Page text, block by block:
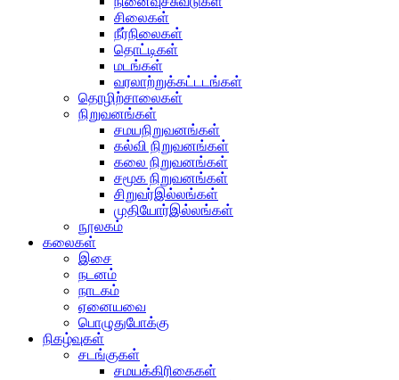
சிலைகள்
நீர்நிலைகள்
தொட்டிகள்
மடங்கள்
வரலாற்றுக்கட்டடங்கள்
தொழிற்சாலைகள்
நிறுவனங்கள்
சமயநிறுவனங்கள்
கல்வி நிறுவனங்கள்
கலை நிறுவனங்கள்
சமூக நிறுவனங்கள்
சிறுவர்இல்லங்கள்
முதியோர்இல்லங்கள்
நூலகம்
கலைகள்
இசை
நடனம்
நாடகம்
ஏனையவை
பொழுதுபோக்கு
நிகழ்வுகள்
சடங்குகள்
சமயக்கிரிகைகள்